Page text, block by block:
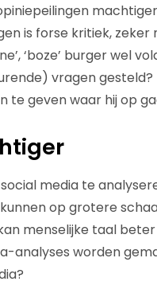
is forse kritiek,
‘boze’ burger wel
vragen
te geven waar hij op
media te
op grotere
menselijke taal
analyses worden